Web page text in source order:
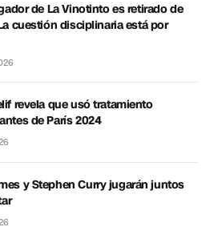
de La Vinotinto es retirado de
cuestión disciplinaria está por
revela que usó tratamiento
de París 2024
y Stephen Curry jugarán juntos